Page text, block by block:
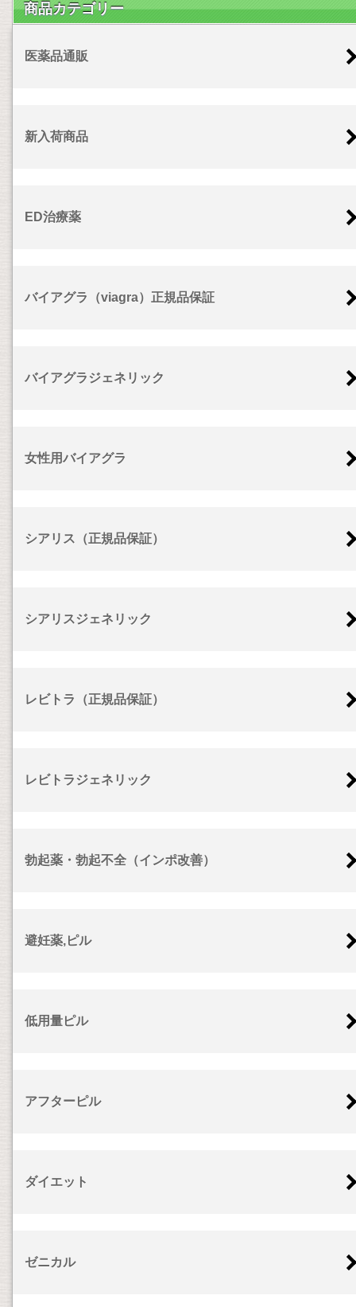
商品カテゴリー
医薬品通販
新入荷商品
ED治療薬
バイアグラ（viagra）正規品保証
バイアグラジェネリック
女性用バイアグラ
シアリス（正規品保証）
シアリスジェネリック
レビトラ（正規品保証）
レビトラジェネリック
勃起薬・勃起不全（インポ改善）
避妊薬,ピル
低用量ピル
アフターピル
ダイエット
ゼニカル